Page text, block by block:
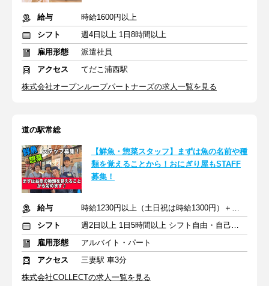
給与
時給1600円以上
シフト
週4日以上 1日8時間以上
雇用形態
派遣社員
アクセス
てだこ浦西駅
株式会社オープンループパートナーズの求人一覧を見る
道の駅常総
【鮮魚・惣菜スタッフ】まずは魚の名前や種
類を覚えることから！おにぎり屋もSTAFF
募集！
給与
時給1230円以上（土日祝は時給1300円）＋交通費
シフト
週2日以上 1日5時間以上 シフト自由・自己申告
雇用形態
アルバイト・パート
アクセス
三妻駅 車3分
株式会社COLLECTの求人一覧を見る